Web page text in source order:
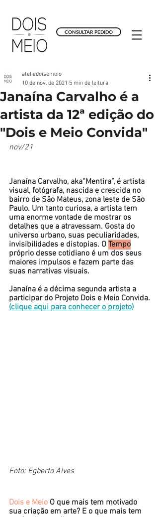
CONSULTAR PEDIDO
Janaína Carvalho é a
artista da 12ª edição do
"Dois e Meio Convida"
ateliedoisemeio
10 de nov. de 2021 5 min de leitura
nov/21
Janaína Carvalho, aka“Mentira”, é artista
visual, fotógrafa, nascida e crescida no
bairro de São Mateus, zona leste de São
Paulo. Um tanto curiosa, a artista tem
uma enorme vontade de mostrar os
detalhes que a atravessam. Gosta do
universo urbano, suas peculiaridades,
invisibilidades e distopias. O Tempo
próprio desse cotidiano é um dos seus
maiores impulsos e fazem parte das
suas narrativas visuais.
Janaína é a décima segunda artista a
participar do Projeto Dois e Meio Convida.
(clique aqui para conhecer o projeto)
Foto: Egberto Alves
Dois e Meio O que mais tem motivado
sua criação em arte? E o que mais tem